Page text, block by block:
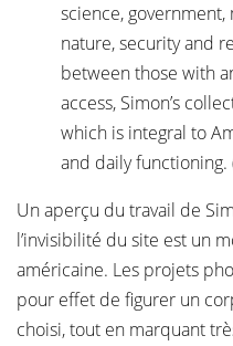
science,
nature, security and
between those with
access, Simon’s
which is integral to
and daily functioning.
Un aperçu du travail de
l’invisibilité du site est un
américaine. Les projets
pour effet de figurer un
choisi, tout en marquant